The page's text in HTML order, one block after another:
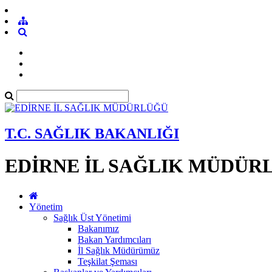
T.C. SAĞLIK BAKANLIĞI
EDİRNE İL SAĞLIK
Yönetim
Sağlık Üst Yönetimi
Bakanımız
Bakan Yardımcıları
İl Sağlık Müdürümüz
Teşkilat Şeması